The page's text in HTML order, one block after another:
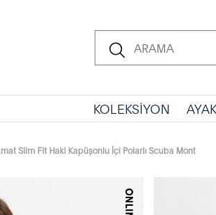
KOLEKSİYON
Slim Fit Haki Kapüşonlu İçi Polarlı Scuba Mont